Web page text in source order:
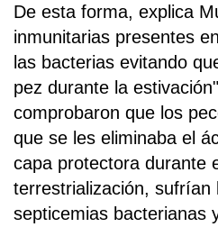
De esta forma, explica
inmunitarias presentes
las bacterias evitando
pez durante la
comprobaron que los
que se les eliminaba el
capa protectora durante
terrestrialización, sufrían
septicemias bacterianas